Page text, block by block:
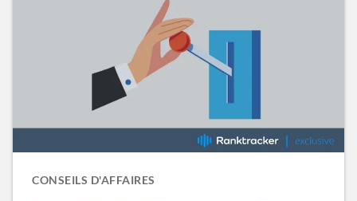
CONSEILS D'AFFAIRES